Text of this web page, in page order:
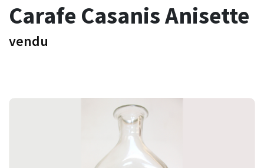
Carafe Casanis Anisette
vendu